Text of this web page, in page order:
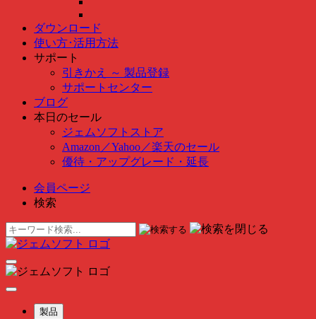
ダウンロード
使い方･活用方法
サポート
引きかえ ～ 製品登録
サポートセンター
ブログ
本日のセール
ジェムソフトストア
Amazon ／Yahoo ／楽天のセール
優待・アップグレード・延長
会員ページ
検索
製品